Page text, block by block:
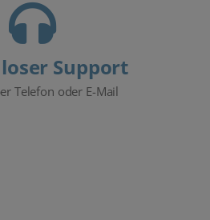
Support
Telefon oder E-Mail